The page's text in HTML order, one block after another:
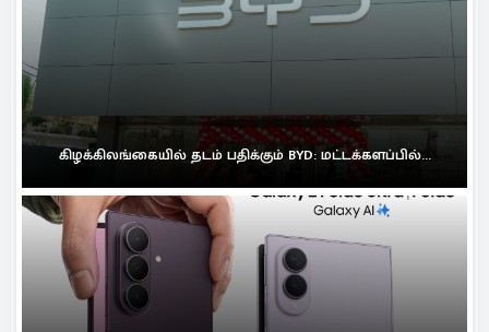
கிழக்கிலங்கையில் தடம் பதிக்கும் BYD: மட்டக்களப்பில்...